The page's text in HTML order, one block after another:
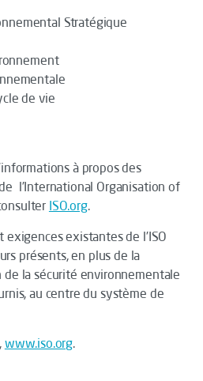
Stratégique
de vie
à propos des
l’International Organisation of
ISO.org.
exigences existantes de l’ISO
présents, en plus de la
de la sécurité environnementale
au centre du système de
www.iso.org.